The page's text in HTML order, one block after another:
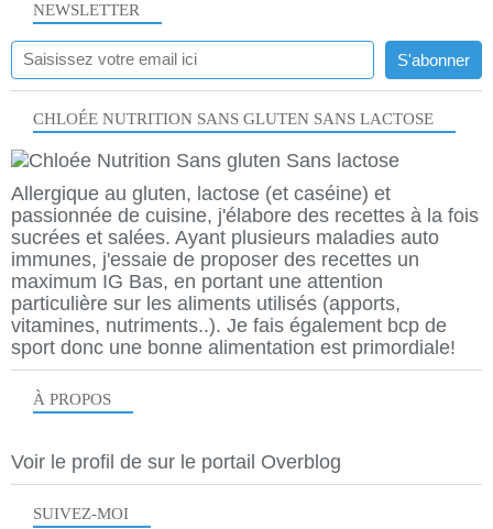
NEWSLETTER
SUIVEZ-MOI
CHLOÉE NUTRITION SANS GLUTEN SANS LACTOSE
Allergique au gluten, lactose (et caséine) et
passionnée de cuisine, j'élabore des recettes à la fois
sucrées et salées. Ayant plusieurs maladies auto
immunes, j'essaie de proposer des recettes un
maximum IG Bas, en portant une attention
particulière sur les aliments utilisés (apports,
vitamines, nutriments..). Je fais également bcp de
sport donc une bonne alimentation est primordiale!
À PROPOS
Voir le profil de sur le portail Overblog